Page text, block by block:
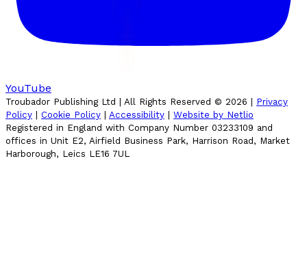
YouTube
Troubador Publishing Ltd | All Rights Reserved © 2026 | Privacy
Policy | Cookie Policy | Accessibility | Website by Netlio
Registered in England with Company Number 03233109 and
offices in Unit E2, Airfield Business Park, Harrison Road, Market
Harborough, Leics LE16 7UL